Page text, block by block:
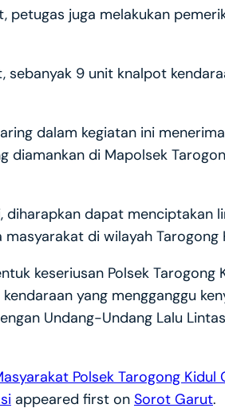
petugas juga melakukan
sebanyak 9 unit knalpot
dalam kegiatan ini
diamankan di Mapolsek
diharapkan dapat menciptakan
di wilayah Tarogong
keseriusan Polsek
yang mengganggu
Undang-Undang Lalu
Polsek Tarogong
appeared first on Sorot Garut.